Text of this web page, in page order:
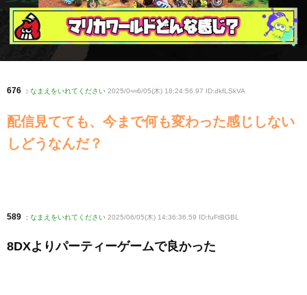
676 : なまえをいれてください 2025/0≈≈6/05(木) 18:24:56.97 ID:dkfLSkVA
配信見てても、今まで何も変わった感じしない
しどうなんだ？
589 : なまえをいれてください 2025/06/05(木) 14:36:36.59 ID:fuFtBGBL
8DXよりパーティーゲームで良かった